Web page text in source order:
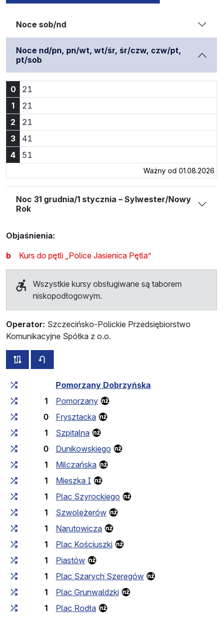
Noce sob/nd
Noce nd/pn, pn/wt, wt/śr, śr/czw, czw/pt,
pt/sob
0 21
1
21
2
21
3
41
4
51
Ważny od 01.08.2026
Noc 31 grudnia/1 stycznia – Sylwester/Nowy
Rok
Objaśnienia:
b
Kurs do pętli „Police Jasienica Pętla”
Wszystkie kursy obsługiwane są taborem
niskopodłogowym.
Operator: Szczecińsko-Polickie Przedsiębiorstwo
Komunikacyjne Spółka z o.o.
wszystkie trasy tej linii
Czas przejazdu narastająco Czas przejazdu między
Pomorzany Dobrzyńska
1
Pomorzany
0
Frysztacka
1
Szpitalna
0
Dunikowskiego
1
Milczańska
1
Mieszka I
1
Plac Szyrockiego
1
Szwoleżerów
1
Narutowicza
1
Plac Kościuszki
1
Piastów
1
Plac Szarych Szeregów
1
Plac Grunwaldzki
1
Plac Rodła